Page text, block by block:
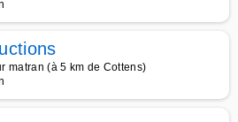
matran (à 5 km de Cottens)